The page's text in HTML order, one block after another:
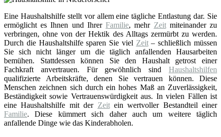
Eine Haushaltshilfe stellt vor allem eine tägliche Entlastung dar. Sie
ermöglicht es Ihnen und IhrerFamilie, mehr Zeitmiteinander zu
verbringen, ohne von der Hektik des Alltags zermürbt zu werden.
Durch die Haushaltshilfe sparen Sie viel Zeit– schließlich müssen
Sie sich nicht länger um die täglich anfallenden Hausarbeiten
bemühen. Stattdessen können Sie den Haushalt getrost einer
Fachkraft anvertrauen. Für gewöhnlich sind Haushaltshilfen
qualifizierte Arbeitskräfte, denen Sie vertrauen können. Diese
Menschen zeichnen sich durch ein hohes Maß an Zuverlässigkeit,
Beständigkeit sowie Vertrauenswürdigkeit aus. In vielen Fällen ist
eine Haushaltshilfe mit der Zeitein wertvoller Bestandteil einer
Familie. Diese kümmert sich daher auch um weitere täglich
anfallende Dinge wie das Kinderabholen.